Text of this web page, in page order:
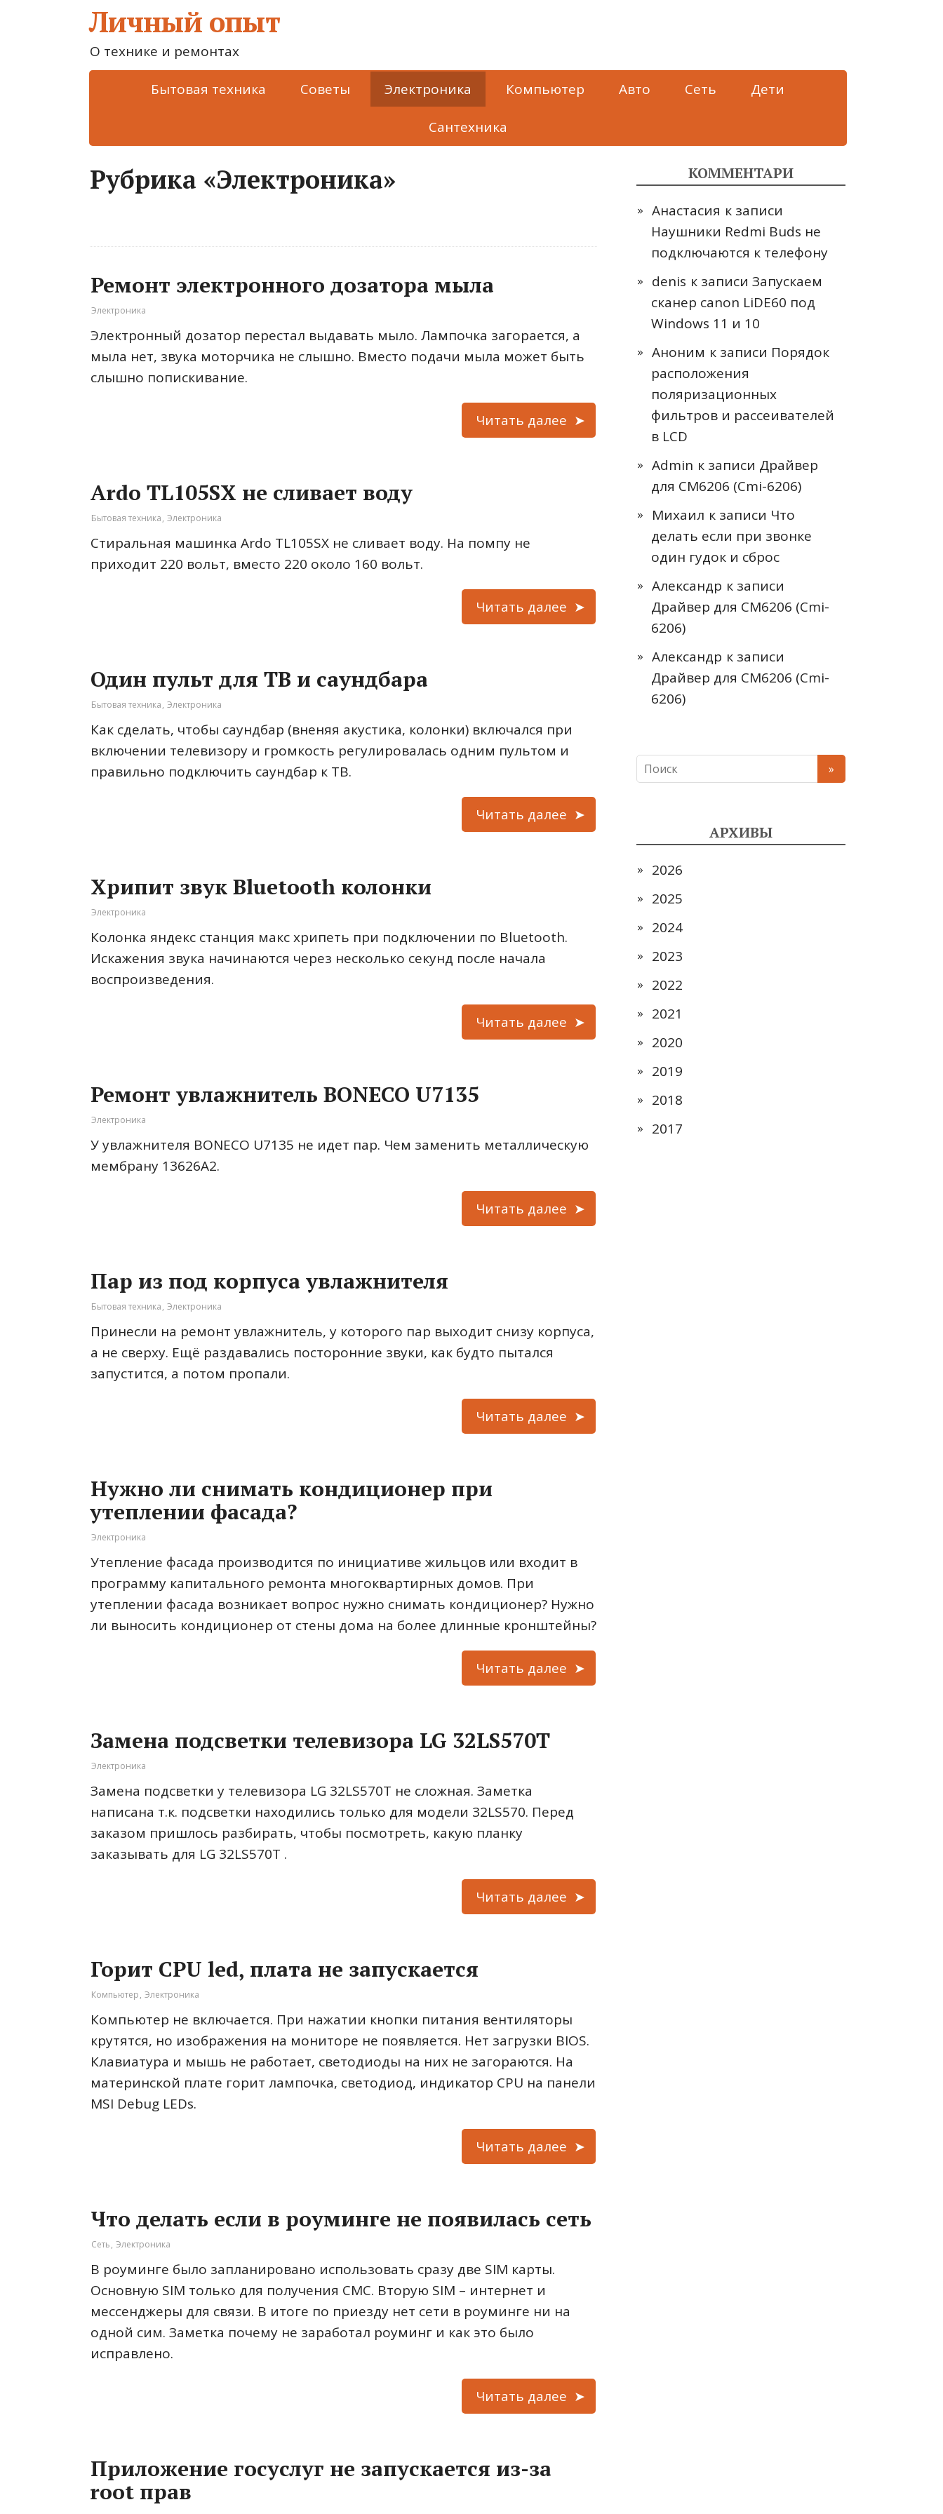
Личный опыт
О технике и ремонтах
Бытовая техника Советы Электроника Компьютер Авто Сеть Дети
Сантехника
Рубрика «Электроника»
Ремонт электронного дозатора мыла
Электроника
Электронный дозатор перестал выдавать мыло. Лампочка загорается, а
мыла нет, звука моторчика не слышно. Вместо подачи мыла может быть
слышно попискивание.
Читать далее
Ardo TL105SX не сливает воду
Бытовая техника, Электроника
Стиральная машинка Ardo TL105SX не сливает воду. На помпу не
приходит 220 вольт, вместо 220 около 160 вольт.
Читать далее
Один пульт для ТВ и саундбара
Бытовая техника, Электроника
Как сделать, чтобы саундбар (вненяя акустика, колонки) включался при
включении телевизору и громкость регулировалась одним пультом и
правильно подключить саундбар к ТВ.
Читать далее
Хрипит звук Bluetooth колонки
Электроника
Колонка яндекс станция макс хрипеть при подключении по Bluetooth.
Искажения звука начинаются через несколько секунд после начала
воспроизведения.
Читать далее
Ремонт увлажнитель BONECO U7135
Электроника
У увлажнителя BONECO U7135 не идет пар. Чем заменить металлическую
мембрану 13626А2.
Читать далее
Пар из под корпуса увлажнителя
Бытовая техника, Электроника
Принесли на ремонт увлажнитель, у которого пар выходит снизу корпуса,
а не сверху. Ещё раздавались посторонние звуки, как будто пытался
запустится, а потом пропали.
Читать далее
Нужно ли снимать кондиционер при
утеплении фасада?
Электроника
Утепление фасада производится по инициативе жильцов или входит в
программу капитального ремонта многоквартирных домов. При
утеплении фасада возникает вопрос нужно снимать кондиционер? Нужно
ли выносить кондиционер от стены дома на более длинные кронштейны?
Читать далее
Замена подсветки телевизора LG 32LS570T
Электроника
Замена подсветки у телевизора LG 32LS570T не сложная. Заметка
написана т.к. подсветки находились только для модели 32LS570. Перед
заказом пришлось разбирать, чтобы посмотреть, какую планку
заказывать для LG 32LS570T .
Читать далее
Горит CPU led, плата не запускается
Компьютер, Электроника
Компьютер не включается. При нажатии кнопки питания вентиляторы
крутятся, но изображения на мониторе не появляется. Нет загрузки BIOS.
Клавиатура и мышь не работает, светодиоды на них не загораются. На
материнской плате горит лампочка, светодиод, индикатор CPU на панели
MSI Debug LEDs.
Читать далее
Что делать если в роуминге не появилась сеть
Сеть, Электроника
В роуминге было запланировано использовать сразу две SIM карты.
Основную SIM только для получения СМС. Вторую SIM – интернет и
мессенджеры для связи. В итоге по приезду нет сети в роуминге ни на
одной сим. Заметка почему не заработал роуминг и как это было
исправлено.
Читать далее
Приложение госуслуг не запускается из-за
root прав
КОММЕНТАРИ
Анастасия к записи
Наушники Redmi Buds не
подключаются к телефону
denis к записи Запускаем
сканер canon LiDE60 под
Windows 11 и 10
Аноним к записи Порядок
расположения
поляризационных
фильтров и рассеивателей
в LCD
Admin к записи Драйвер
для CM6206 (Cmi-6206)
Михаил к записи Что
делать если при звонке
один гудок и сброс
Александр к записи
Драйвер для CM6206 (Cmi-
6206)
Александр к записи
Драйвер для CM6206 (Cmi-
6206)
АРХИВЫ
2026
2025
2024
2023
2022
2021
2020
2019
2018
2017